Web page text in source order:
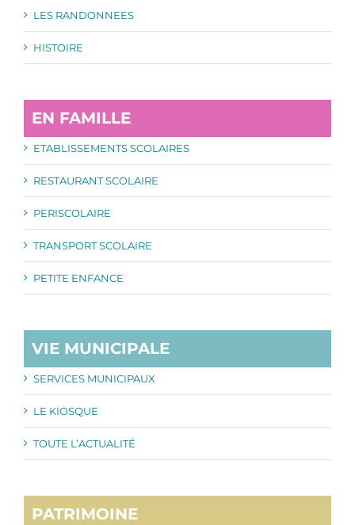
LES RANDONNEES
HISTOIRE
EN FAMILLE
ETABLISSEMENTS SCOLAIRES
RESTAURANT SCOLAIRE
PERISCOLAIRE
TRANSPORT SCOLAIRE
PETITE ENFANCE
VIE MUNICIPALE
SERVICES MUNICIPAUX
LE KIOSQUE
TOUTE L’ACTUALITÉ
PATRIMOINE